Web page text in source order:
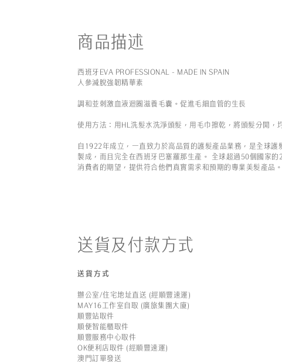
商品描述
西班牙EVA PROFESSIONAL - MADE IN SPAIN
人參減脫強韌精華素
調和並刺激血液迴圈滋養毛囊。促進毛細血管的生長
使用方法：用HL洗髮水洗淨頭髮，用毛巾擦乾，將頭髮分開
自1922年成立，一直致力於高品質的護髮產品業務，是全球
製成，而且完全在西班牙巴塞羅那生產。 全球超過50個國家
消費者的期望，提供符合他們真實需求和預期的專業美髮產品。
送貨及付款方式
送貨方式
辦公室/住宅地址直送 (經順豐速運)
MAY16工作室自取 (廣旅集團大廈)
順豐站取件
順便智能櫃取件
順豐服務中心取件
OK便利店取件 (經順豐速運)
澳門訂單發送